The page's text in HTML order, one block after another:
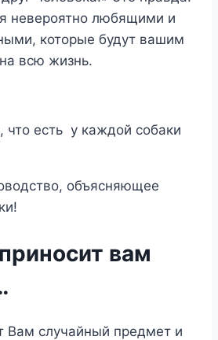
невероятно любящими и
которые будут вашим
всю жизнь.
что есть у каждой собаки
объясняющее
вам
Вам случайный предмет и